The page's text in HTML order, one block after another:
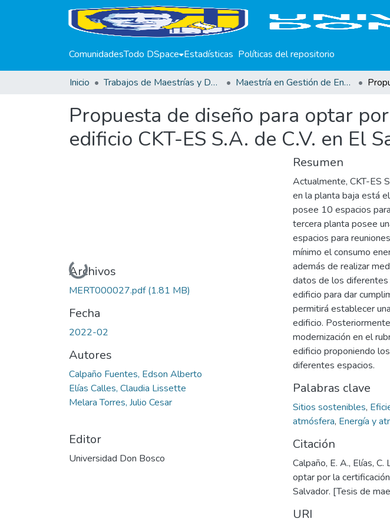
ComunidadesTodo DSpace Estadísticas Políticas del repositorio
Inicio Trabajos de Maestrías y Doctorados Maestría en Gestión de Energías Renovables
Propuesta de diseño para optar
edificio CKT-ES S.A. de C.V. en El
Cargando...
Archivos
MERT000027.pdf(1.81 MB)
Fecha
2022-02
Autores
Calpaño Fuentes, Edson Alberto
Elías Calles, Claudia Lissette
Melara Torres, Julio Cesar
Editor
Universidad Don Bosco
Resumen
Actualmente, CKT-ES
en la planta baja está
posee 10 espacios
tercera planta posee
espacios para
mínimo el consumo
además de realizar
datos de los
edificio para dar
permitirá establecer
edificio.
modernización en el
edificio proponiendo
diferentes espacios.
Palabras clave
Sitios sostenibles,
atmósfera, Energía y
Citación
Calpaño, E. A., Elías,
optar por la
Salvador. [Tesis de
URI